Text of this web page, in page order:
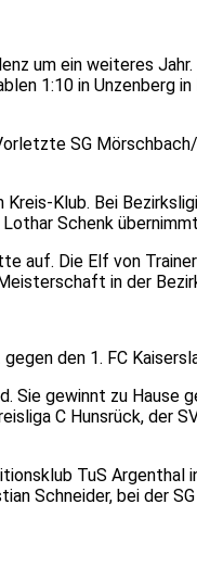
um ein weiteres
1:10 in Unzenberg
SG
Klub. Bei
Schenk
auf. Die Elf von
in der
den 1. FC
gewinnt zu Hause
C Hunsrück, der
TuS Argenthal
Schneider, bei der